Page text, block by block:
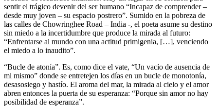
sentir el trágico devenir del ser humano “Incapaz de comprender –
desde muy joven – su espacio postrero”. Sumido en la pobreza de
las calles de Chowringhee Road – India -, el poeta asume su destino
sin miedo a la incertidumbre que produce la mirada al futuro:
“Enfrentarse al mundo con una actitud primigenia, […], venciendo
el miedo a lo inaudito”.
“Bucle de atonía”. Es, como dice el vate, “Un vacío de ausencia de
mi mismo” donde se entretejen los días en un bucle de monotonía,
desasosiego y hastío. El aroma del mar, la mirada al cielo y el amor
abren entonces la puerta de su esperanza: “Porque sin amor no hay
posibilidad de esperanza”.